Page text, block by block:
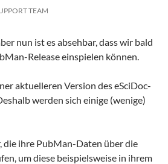
TEAM
nun ist es absehbar, dass wir bald
Release einspielen können.
aktuelleren Version des eSciDoc-
werden sich einige (wenige)
die ihre PubMan-Daten über die
um diese beispielsweise in ihrem